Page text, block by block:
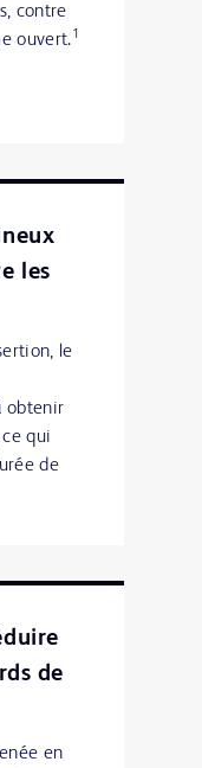
contre
ouvert.1
les
le
obtenir
qui
de
de
en